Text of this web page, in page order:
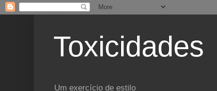
Toxicidades
Um exercício de estilo